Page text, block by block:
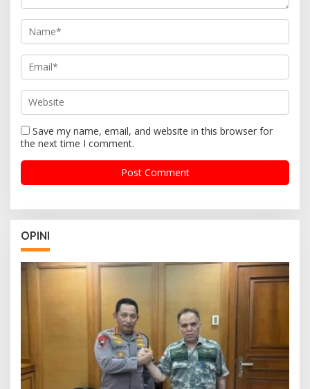
Save my name, email, and website in this browser for
the next time I comment.
OPINI